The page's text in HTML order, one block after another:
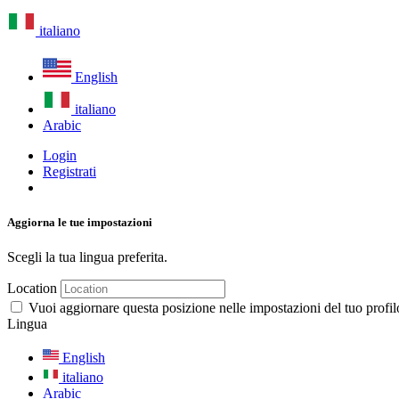
italiano
English
italiano
Arabic
Login
Registrati
Aggiorna le tue impostazioni
Scegli la tua lingua preferita.
Location
Vuoi aggiornare questa posizione nelle impostazioni del tuo
Lingua
English
italiano
Arabic